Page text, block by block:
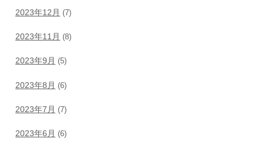
2023年12月 (7)
2023年11月 (8)
2023年9月 (5)
2023年8月 (6)
2023年7月 (7)
2023年6月 (6)